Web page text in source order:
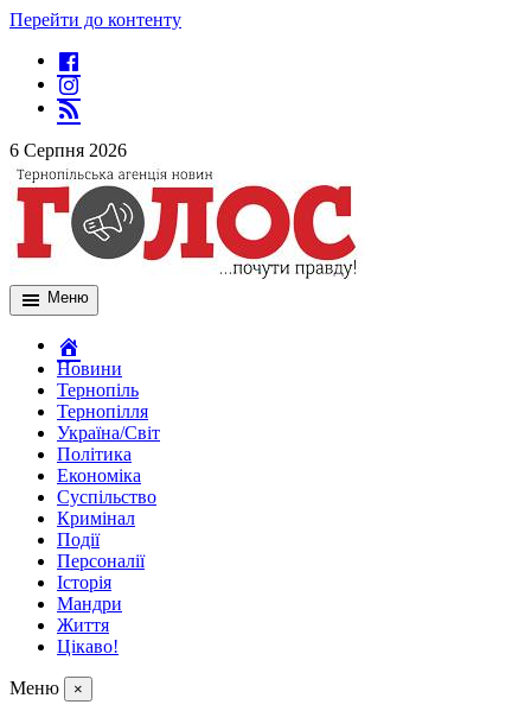
Перейти до контенту
6 Серпня 2026
Меню
Новини
Тернопіль
Тернопілля
Україна/Світ
Політика
Економіка
Суспільство
Кримінал
Події
Персоналії
Історія
Мандри
Життя
Цікаво!
Меню ×